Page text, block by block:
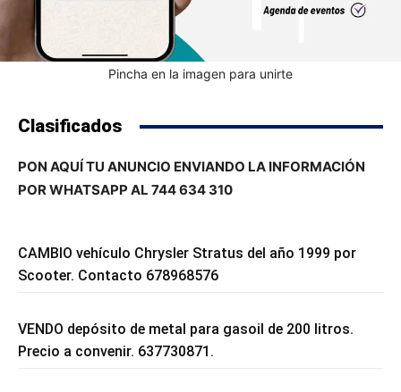
Pincha en la imagen para unirte
Clasificados
PON AQUÍ TU ANUNCIO ENVIANDO LA INFORMACIÓN
POR WHATSAPP AL 744 634 310
CAMBIO vehículo Chrysler Stratus del año 1999 por
Scooter. Contacto 678968576
VENDO depósito de metal para gasoil de 200 litros.
Precio a convenir. 637730871.